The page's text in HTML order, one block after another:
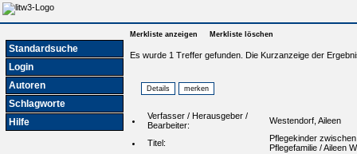
Standardsuche
Login
Autoren
Schlagworte
Hilfe
Merkliste anzeigen Merkliste löschen
Es wurde 1 Treffer gefunden. Die Kurzanzeige der
Verfasser / Herausgeber /
Bearbeiter:
Westendorf, Aileen
Titel:
Pflegekinder
Pflegefamilie / Aileen